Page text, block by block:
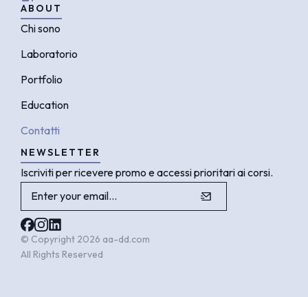
ABOUT
Chi sono
Laboratorio
Portfolio
Education
Contatti
NEWSLETTER
Iscriviti per ricevere promo e accessi prioritari ai corsi.
© Copyright 2026 aa-dd.com
All Rights Reserved